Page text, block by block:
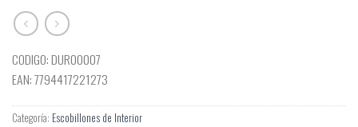
CODIGO: DUR00007
EAN: 7794417221273
Categoría: Escobillones de Interior